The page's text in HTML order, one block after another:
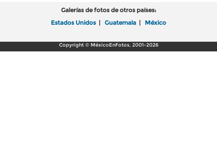
Galerías de fotos de otros países:
Estados Unidos | Guatemala | México
Copyright © MéxicoEnFotos, 2001-2026